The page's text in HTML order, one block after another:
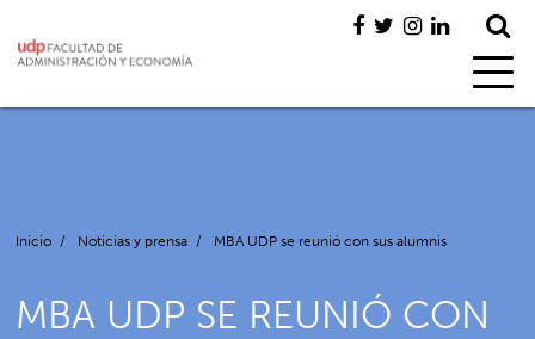
Inicio / Noticias y prensa / MBA UDP se reunió con sus alumnis
MBA UDP SE REUNIÓ CON